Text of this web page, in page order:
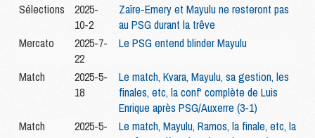
Sélections
2025-
10-2
Zaïre-Emery et Mayulu ne resteront pas
au PSG durant la trêve
Mercato
2025-7-
22
Le PSG entend blinder Mayulu
Match
2025-5-
18
Le match, Kvara, Mayulu, sa gestion, les
finales, etc, la conf' complète de Luis
Enrique après PSG/Auxerre (3-1)
Match
2025-5-
Le match, Mayulu, Ramos, la finale, etc, la